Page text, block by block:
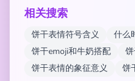
相关搜索
饼干表情符号含义
什么
饼干emoji和牛奶搭配
饼干表情的象征意义
饼